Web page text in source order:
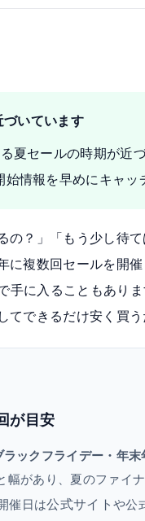
づいています
夏セールの時期が近
情報を早めにキャッ
の？」「もう少し待
に複数回セールを開
手に入ることもあり
できるだけ安く買
が目安
ックフライデー・年末
幅があり、夏のファイ
催日は公式サイト や公